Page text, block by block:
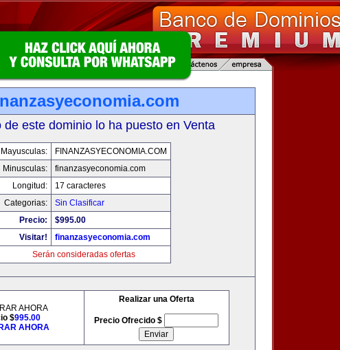
de este dominio lo ha puesto en Venta
Mayusculas:
FINANZASYECONOMIA.COM
Minusculas:
finanzasyeconomia.com
Longitud:
17 caracteres
Categorias:
Sin Clasificar
Precio:
$995.00
Visitar!
finanzasyeconomia.com
Serán consideradas ofertas
AHORA
$995.00
AHORA
Realizar una Oferta
Precio Ofrecido $